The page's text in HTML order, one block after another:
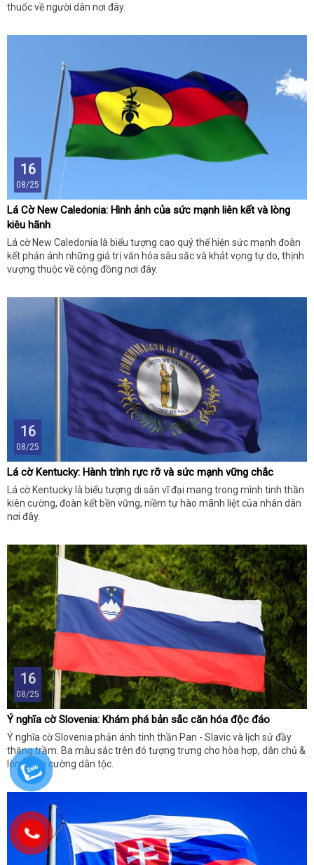
thuốc về người dân nơi đây.
16
08/25
Lá Cờ New Caledonia: Hình ảnh của sức mạnh liên kết và lòng
kiêu hãnh
Lá cờ New Caledonia là biểu tượng cao quý thể hiện sức mạnh đoàn
kết phản ánh những giá trị văn hóa sâu sắc và khát vọng tự do, thịnh
vượng thuộc về cộng đồng nơi đây.
16
08/25
Lá cờ Kentucky: Hành trình rực rỡ và sức mạnh vững chắc
Lá cờ Kentucky là biểu tượng di sản vĩ đại mang trong mình tinh thần
kiên cường, đoàn kết bền vững, niềm tự hào mãnh liệt của nhân dân
nơi đây.
16
08/25
Ý nghĩa cờ Slovenia: Khám phá bản sắc căn hóa độc đáo
Ý nghĩa cờ Slovenia phản ánh tinh thần Pan - Slavic và lịch sử đầy
thăng trầm. Ba màu sắc trên đó tượng trưng cho hòa hợp, dân chủ &
lòng kiên cường dân tộc.